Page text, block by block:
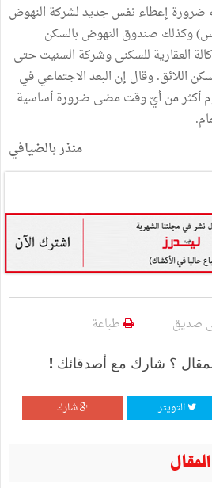
ضرورة إعطاء نفسجديدلشركة النهوض
)وكذلك صندوق النهوض بالسكن
العقارية للسكنىوشركة السنيتحتى
اللائق.وقال إن البعدالاجتماعيفي
أكثرمنأيّوقتمضى ضرورةأساسية
.
منذربالضيافي
صديق طباعة
؟ شارك مع أصدقائك !
التويتر شارك